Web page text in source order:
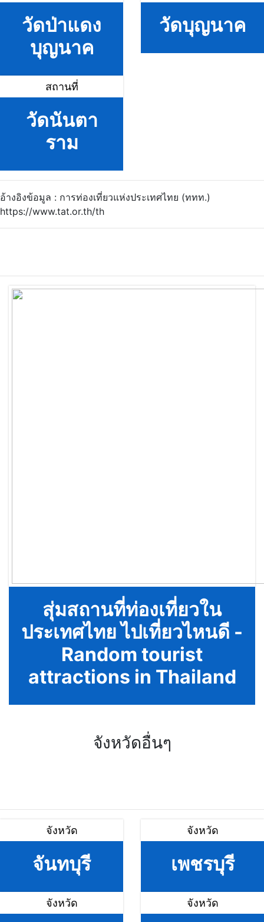
วัดป่าแดง
บุญนาค
วัดบุญนาค
สถานที่
วัดนันตา
ราม
อ้างอิงข้อมูล : การท่องเที่ยวแห่งประเทศไทย (ททท.)
https://www.tat.or.th/th
สุ่มสถานที่ท่องเที่ยวใน
ประเทศไทย ไปเที่ยวไหนดี -
Random tourist
attractions in Thailand
จังหวัดอื่นๆ
จังหวัด
จันทบุรี
จังหวัด
เพชรบุรี
จังหวัด จังหวัด